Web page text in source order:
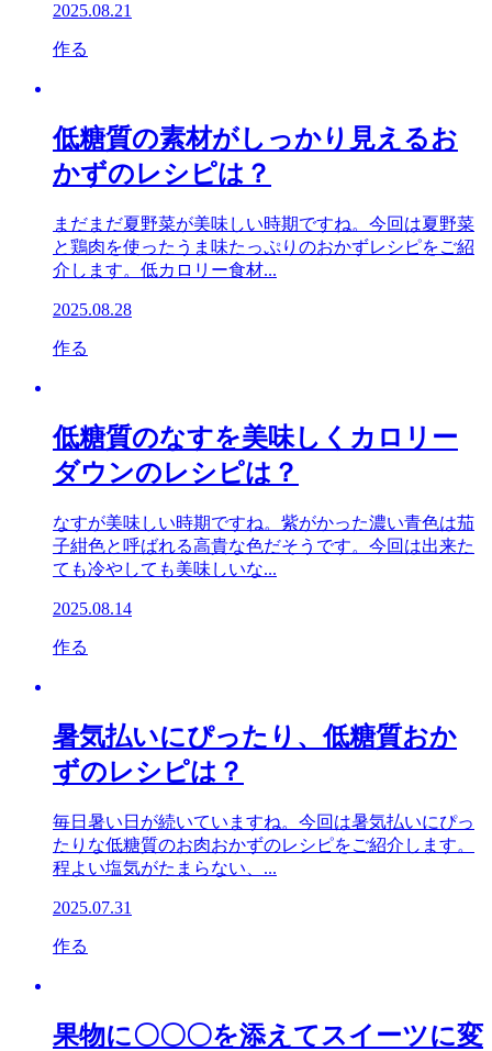
2025.08.21
作る
低糖質の素材がしっかり見えるお
かずのレシピは？
まだまだ夏野菜が美味しい時期ですね。今回は夏野菜
と鶏肉を使ったうま味たっぷりのおかずレシピをご紹
介します。低カロリー食材...
2025.08.28
作る
低糖質のなすを美味しくカロリー
ダウンのレシピは？
なすが美味しい時期ですね。紫がかった濃い青色は茄
子紺色と呼ばれる高貴な色だそうです。今回は出来た
ても冷やしても美味しいな...
2025.08.14
作る
暑気払いにぴったり、低糖質おか
ずのレシピは？
毎日暑い日が続いていますね。今回は暑気払いにぴっ
たりな低糖質のお肉おかずのレシピをご紹介します。
程よい塩気がたまらない、...
2025.07.31
作る
果物に〇〇〇を添えてスイーツに変